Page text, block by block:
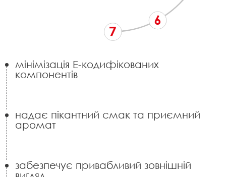
мінімізація Е-кодифікованих
компонентів
надає пікантний смак та приємний
аромат
забезпечує привабливий зовнішній